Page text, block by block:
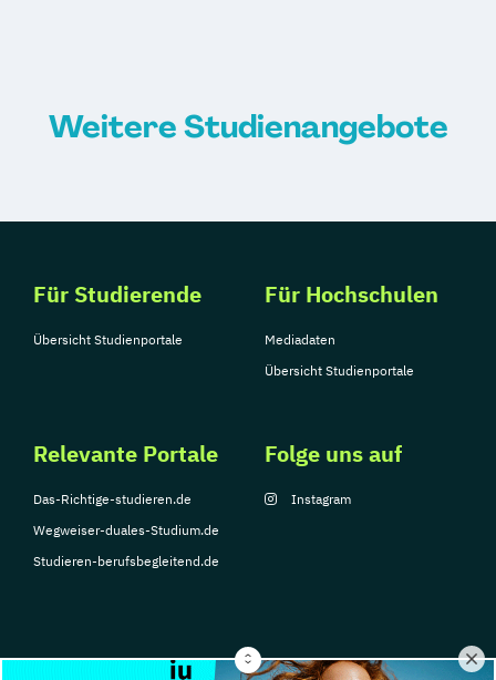
Weitere Studienangebote
Für Studierende
Übersicht Studienportale
Für Hochschulen
Mediadaten
Übersicht Studienportale
Relevante Portale
Das-Richtige-studieren.de
Wegweiser-duales-Studium.de
Studieren-berufsbegleitend.de
Folge uns auf
Instagram